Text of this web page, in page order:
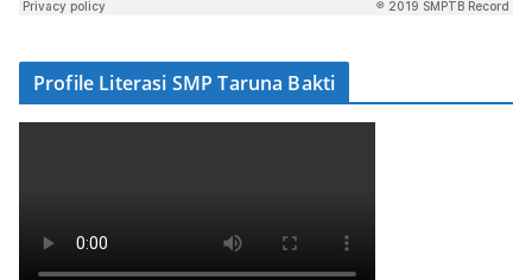
Profile Literasi SMP Taruna Bakti